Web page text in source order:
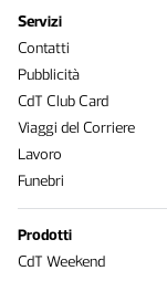
Servizi
Contatti
Pubblicità
CdT Club Card
Viaggi del Corriere
Lavoro
Funebri
Prodotti
CdT Weekend